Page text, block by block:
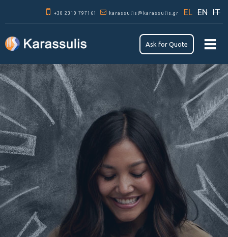
προς το
κυρίως
+30 2310 797161 karassulis@karassulis.gr EL EN IT
Αsk for Quote